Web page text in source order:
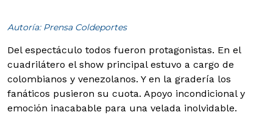
Autoría: Prensa Coldeportes
Del espectáculo todos fueron protagonistas. En el
cuadrilátero el show principal estuvo a cargo de
colombianos y venezolanos. Y en la gradería los
fanáticos pusieron su cuota. Apoyo incondicional y
emoción inacabable para una velada inolvidable.